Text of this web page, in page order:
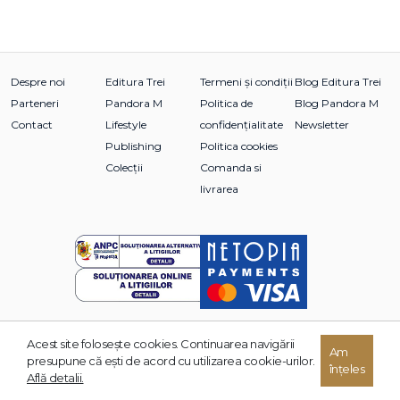
Despre noi
Parteneri
Contact
Editura Trei
Pandora M
Lifestyle
Publishing
Colecții
Termeni și condiții
Politica de
confidențialitate
Politica cookies
Comanda si
livrarea
Blog Editura Trei
Blog Pandora M
Newsletter
© 2026 Grupul Editorial TREI. Toate drepturile rezervate.
Acest site foloseşte cookies. Continuarea navigării
presupune că eşti de acord cu utilizarea cookie-urilor.
Află detalii.
Am
înțeles